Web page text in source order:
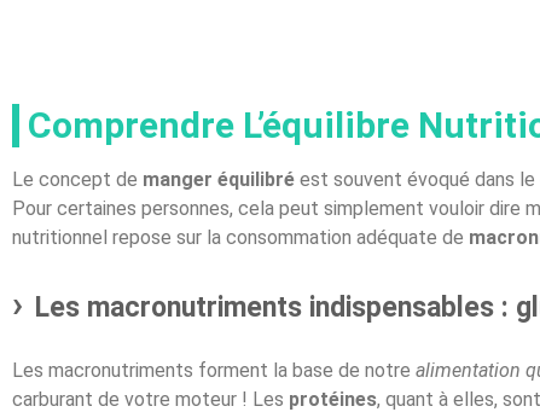
Comprendre L’équilibre
Le concept de manger équilibré est souvent évoqué dans le
Pour certaines personnes, cela peut simplement vouloir dire
nutritionnel repose sur la consommation adéquate de
Les macronutriments indispensables :
Les macronutriments forment la base de notre alimentation
carburant de votre moteur ! Les protéines, quant à elles,